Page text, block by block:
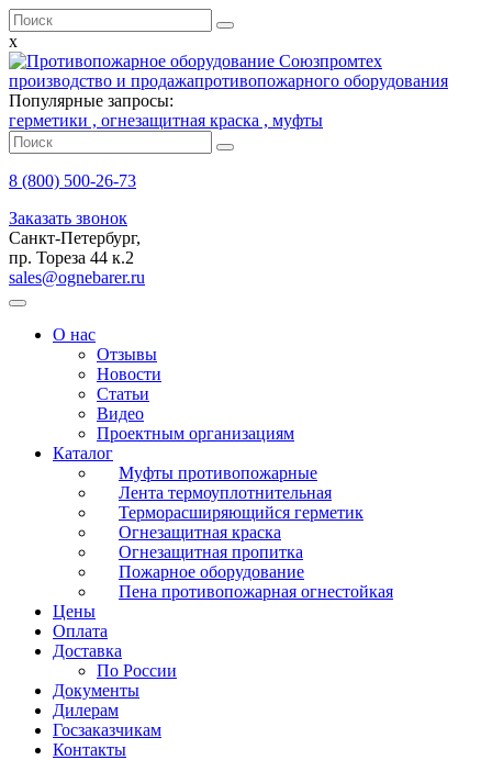
x
производство и продажапротивопожарного оборудования
Популярные запросы:
герметики , огнезащитная краска , муфты
8 (800) 500-26-73
Заказать звонок
Санкт-Петербург,
пр. Тореза 44 к.2
sales@ognebarer.ru
О нас
Отзывы
Новости
Статьи
Видео
Проектным организациям
Каталог
Муфты противопожарные
Лента термоуплотнительная
Терморасширяющийся герметик
Огнезащитная краска
Огнезащитная пропитка
Пожарное оборудование
Пена противопожарная огнестойкая
Цены
Оплата
Доставка
По России
Документы
Дилерам
Госзаказчикам
Контакты